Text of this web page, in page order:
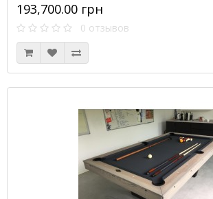
193,700.00 грн
0 отзывов